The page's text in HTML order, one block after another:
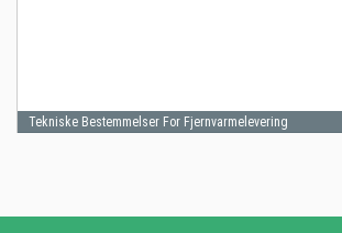
Tekniske Bestemmelser For Fjernvarmelevering